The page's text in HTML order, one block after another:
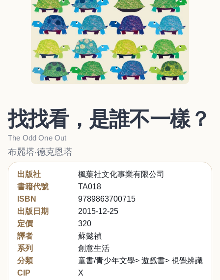
找找看，是誰不一樣？
The Odd One Out
布麗塔‧德克恩塔
出版社
楓葉社文化事業有限公司
書籍代號
TA018
ISBN
9789863700715
出版日期
2015-12-25
定價
320
譯者
蘇懿禎
系列
創意生活
分類
童書/青少年文學> 遊戲書> 視覺辨識/迷
CIP
X